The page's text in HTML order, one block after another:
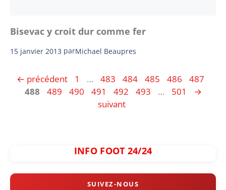
Bisevac y croit dur comme fer
15 janvier 2013 parMichael Beaupres
← précédent Page
1 … Page
483 Page
484 Page
485 Page
486 Page
487
488
Page
489 Page
490 Page
491 Page
492 Page
493 … Page
501
→
suivant
INFO FOOT 24/24